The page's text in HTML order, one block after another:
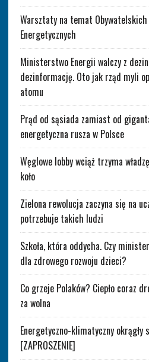
Warsztaty na temat Obywatelskich
Energetycznych
Ministerstwo Energii walczy z
dezinformację. Oto jak rząd myli
atomu
Prąd od sąsiada zamiast od
energetyczna rusza w Polsce
Węglowe lobby wciąż trzyma
koło
Zielona rewolucja zaczyna się na
potrzebuje takich ludzi
Szkoła, która oddycha. Czy
dla zdrowego rozwoju dzieci?
Co grzeje Polaków? Ciepło coraz
za wolna
Energetyczno-klimatyczny okrągły
[ZAPROSZENIE]